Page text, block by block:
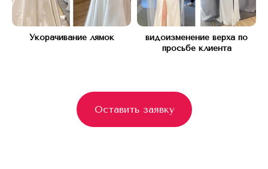
Укорачивание лямок
видоизменение верха по
просьбе клиента
Оставить заявку
+7(977) 748 45 45
Телефон:
*Instagram запрещен в РФ (Meta*
признана экстремистской организацией)